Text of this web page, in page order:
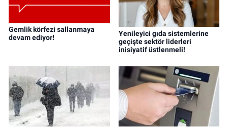
Gemlik körfezi sallanmaya
devam ediyor!
Yenileyici gıda sistemlerine
geçişte sektör liderleri
inisiyatif üstlenmeli!